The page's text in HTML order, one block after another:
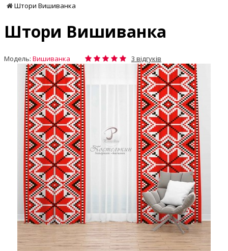
Штори Вишиванка
Штори Вишиванка
Модель: Вишиванка 3 відгуків